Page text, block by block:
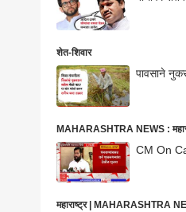
शेत-शिवार
पावसाने
MAHARASHTRA NEWS :
CM On
महाराष्ट्र | MAHARASHTRA